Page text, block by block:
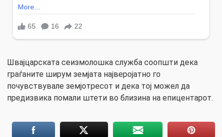
Швајцарската сеизмолошка служба соопшти дека
граѓаните ширум земјата најверојатно го
почувствувале земјотресот и дека тој можел да
предизвика помали штети во близина на епицентарот.